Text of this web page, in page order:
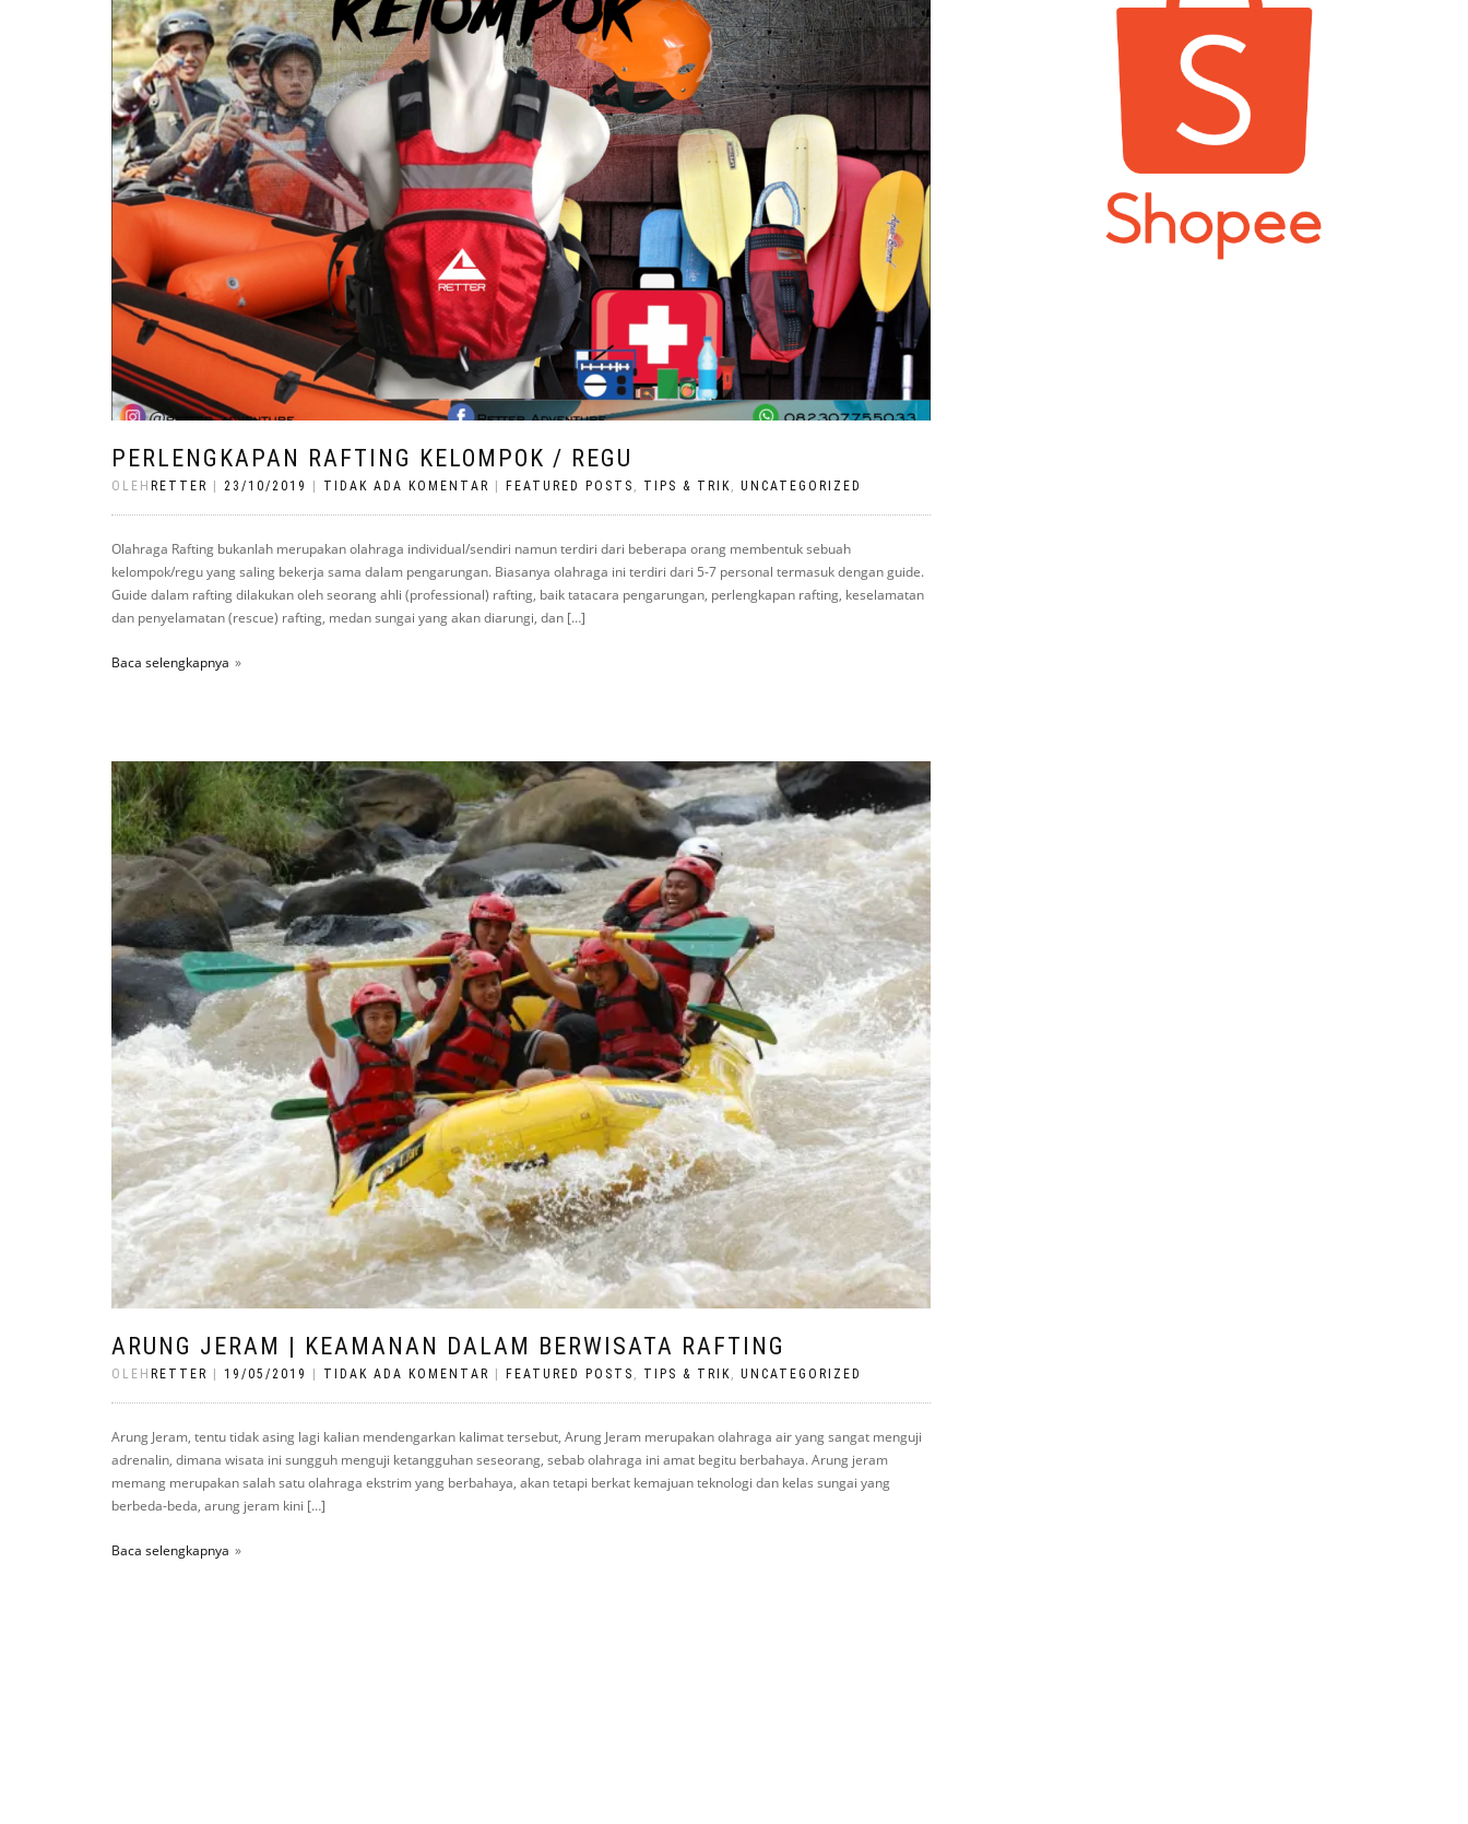
PERLENGKAPAN RAFTING KELOMPOK / REGU
OLEH RETTER 23/10/2019 TIDAK ADA KOMENTAR FEATURED POSTS , TIPS & TRIK, UNCATEGORIZED
Olahraga Rafting bukanlah merupakan olahraga individual/sendiri namun terdiri dari beberapa orang membentuk sebuah
kelompok/regu yang saling bekerja sama dalam pengarungan. Biasanya olahraga ini terdiri dari 5-7 personal termasuk dengan guide.
Guide dalam rafting dilakukan oleh seorang ahli (professional) rafting, baik tatacara pengarungan, perlengkapan rafting, keselamatan
dan penyelamatan (rescue) rafting, medan sungai yang akan diarungi, dan […]
Baca selengkapnya
ARUNG JERAM | KEAMANAN DALAM BERWISATA RAFTING
OLEH RETTER 19/05/2019 TIDAK ADA KOMENTAR FEATURED POSTS , TIPS & TRIK, UNCATEGORIZED
Arung Jeram, tentu tidak asing lagi kalian mendengarkan kalimat tersebut, Arung Jeram merupakan olahraga air yang sangat menguji
adrenalin, dimana wisata ini sungguh menguji ketangguhan seseorang, sebab olahraga ini amat begitu berbahaya. Arung jeram
memang merupakan salah satu olahraga ekstrim yang berbahaya, akan tetapi berkat kemajuan teknologi dan kelas sungai yang
berbeda-beda, arung jeram kini […]
Baca selengkapnya